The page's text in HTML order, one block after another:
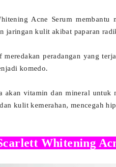
Acne Serum membantu
jaringan kulit akibat paparan
meredakan peradangan yang
komedo.
akan vitamin dan mineral untuk
kulit kemerahan, mencegah
Whitening